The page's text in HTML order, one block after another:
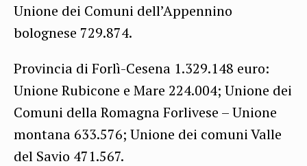
Unione dei Comuni dell’Appennino
bolognese 729.874.
Provincia di Forlì-Cesena 1.329.148 euro:
Unione Rubicone e Mare 224.004; Unione dei
Comuni della Romagna Forlivese – Unione
montana 633.576; Unione dei comuni Valle
del Savio 471.567.